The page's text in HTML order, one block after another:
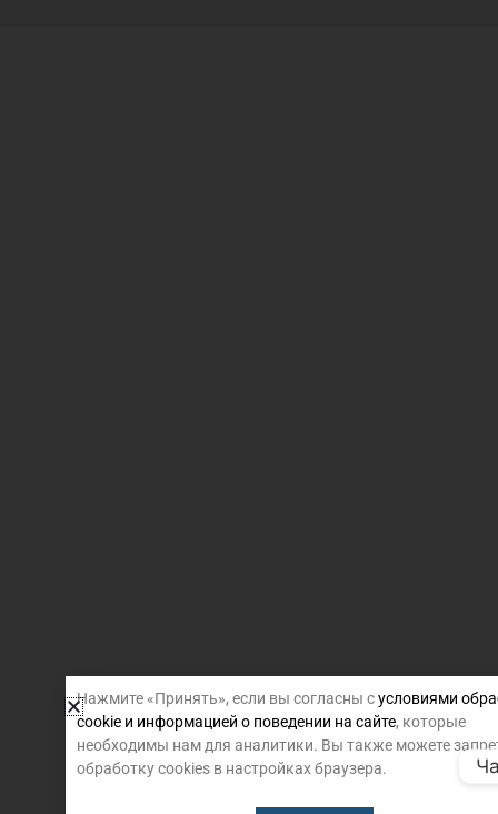
Нажмите «Принять», если вы согласны сусловиями
cookie и информацией о поведении на сайте, которые
необходимы нам для аналитики. Вы также можете
обработку cookies в настройках браузера.